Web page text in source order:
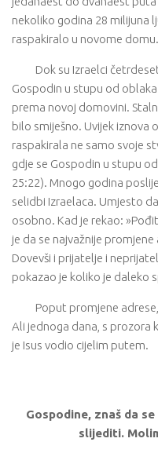
nekoliko godina 28 milijuna
raspakiralo u novome domu.
Dok su Izraelci
Gospodin u stupu od
prema novoj domovini.
bilo smiješno. Uvijek iznova
raspakirala ne samo svoje
gdje se Gospodin u stupu
25:22). Mnogo godina
selidbi Izraelaca. Umjesto
osobno. Kad je rekao:
je da se najvažnije
Dovevši i prijatelje i
pokazao je koliko je daleko
Poput promjene
Ali jednoga dana, s prozora
je Isus vodio cijelim putem.
Gospodine, znaš da
slijediti.